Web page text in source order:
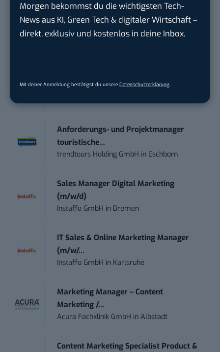
Morgen bekommst du die wichtigsten Tech-
News aus KI, Green Tech & digitaler Wirtschaft –
direkt, exklusiv und kostenlos in deine Inbox.
Mit deiner Anmeldung bestätigst du unsere Datenschutzerklärung
wichtigsten News des Tages – und sichern sich
damit ihren Vorsprung.Hier kannst du dich
kostenlos anmelden.
Social Media Content Creator (m/w/d)
Anforderungs- und Projektmanager
touristische...
trendtours Holding GmbH in Eschborn
Sales Manager Digital Marketing
(m/w/d)
Instaffo GmbH in Bremen
IT Sales & Online Marketing Manager
(m/w/...
Instaffo GmbH in Karlsruhe
Marketing Manager – Content
Marketing /...
Acura Fachklinik GmbH inAlbstadt
Content Marketing Specialist Product &